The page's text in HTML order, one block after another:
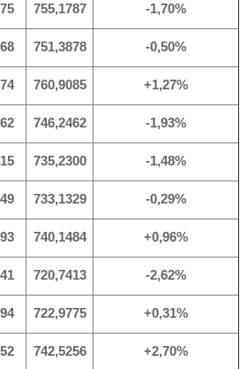
755,1787 -1,70%
751,3878 -0,50%
760,9085 +1,27%
746,2462 -1,93%
735,2300 -1,48%
733,1329 -0,29%
740,1484 +0,96%
720,7413 -2,62%
722,9775 +0,31%
742,5256 +2,70%